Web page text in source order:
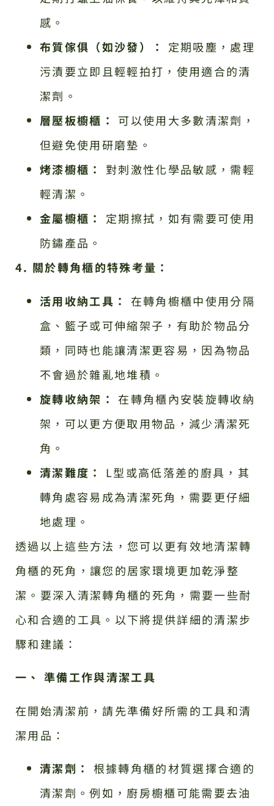
感。
布質傢俱（如沙發）：
定期吸塵，處理
污漬要立即且輕輕拍打，使用適合的清
潔劑。
層壓板櫥櫃：
可以使用大多數清潔劑，
但避免使用研磨墊。
烤漆櫥櫃：
對刺激性化學品敏感，需輕
輕清潔。
金屬櫥櫃：
定期擦拭，如有需要可使用
防鏽產品。
4. 關於轉角櫃的特殊考量：
活用收納工具：
在轉角櫥櫃中使用分隔
盒、籃子或可伸縮架子，有助於物品分
類，同時也能讓清潔更容易，因為物品
不會過於雜亂地堆積。
旋轉收納架：
在轉角櫃內安裝旋轉收納
架，可以更方便取用物品，減少清潔死
角。
清潔難度：
L型或高低落差的廚具，其
轉角處容易成為清潔死角，需要更仔細
地處理。
透過以上這些方法，您可以更有效地清潔轉
角櫃的死角，讓您的居家環境更加乾淨整
潔。要深入清潔轉角櫃的死角，需要一些耐
心和合適的工具。以下將提供詳細的清潔步
驟和建議：
一、 準備工作與清潔工具
在開始清潔前，請先準備好所需的工具和清
潔用品：
清潔劑：
根據轉角櫃的材質選擇合適的
清潔劑。例如，廚房櫥櫃可能需要去油